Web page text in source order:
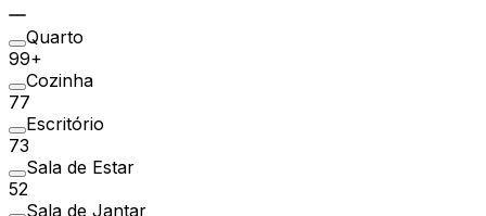
Quarto
99+
Cozinha
77
Escritório
73
Sala de Estar
52
Sala de Jantar